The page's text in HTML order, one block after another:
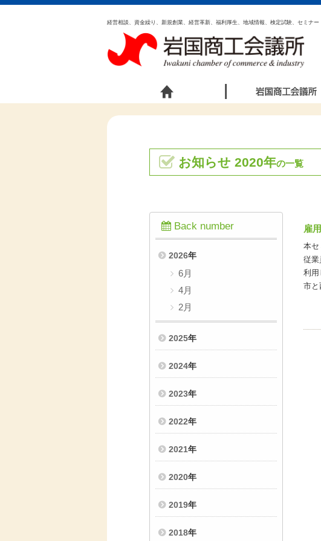
経営相談、資金繰り、新規創業、経営革新、福利厚生、地域情報、検定試験、セミナー
お知らせ 2020年の一覧
雇
本セ
従業
利用
市と
Back number
2026年
6月
4月
2月
2025年
2024年
2023年
2022年
2021年
2020年
2019年
2018年